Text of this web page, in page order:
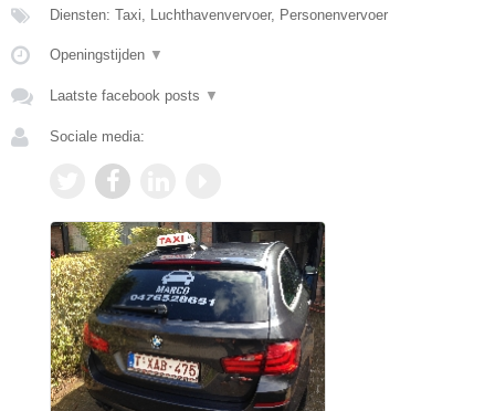
Diensten: Taxi, Luchthavenvervoer, Personenvervoer
Openingstijden ▼
Laatste facebook posts ▼
Sociale media: